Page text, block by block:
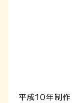
平成10年制作